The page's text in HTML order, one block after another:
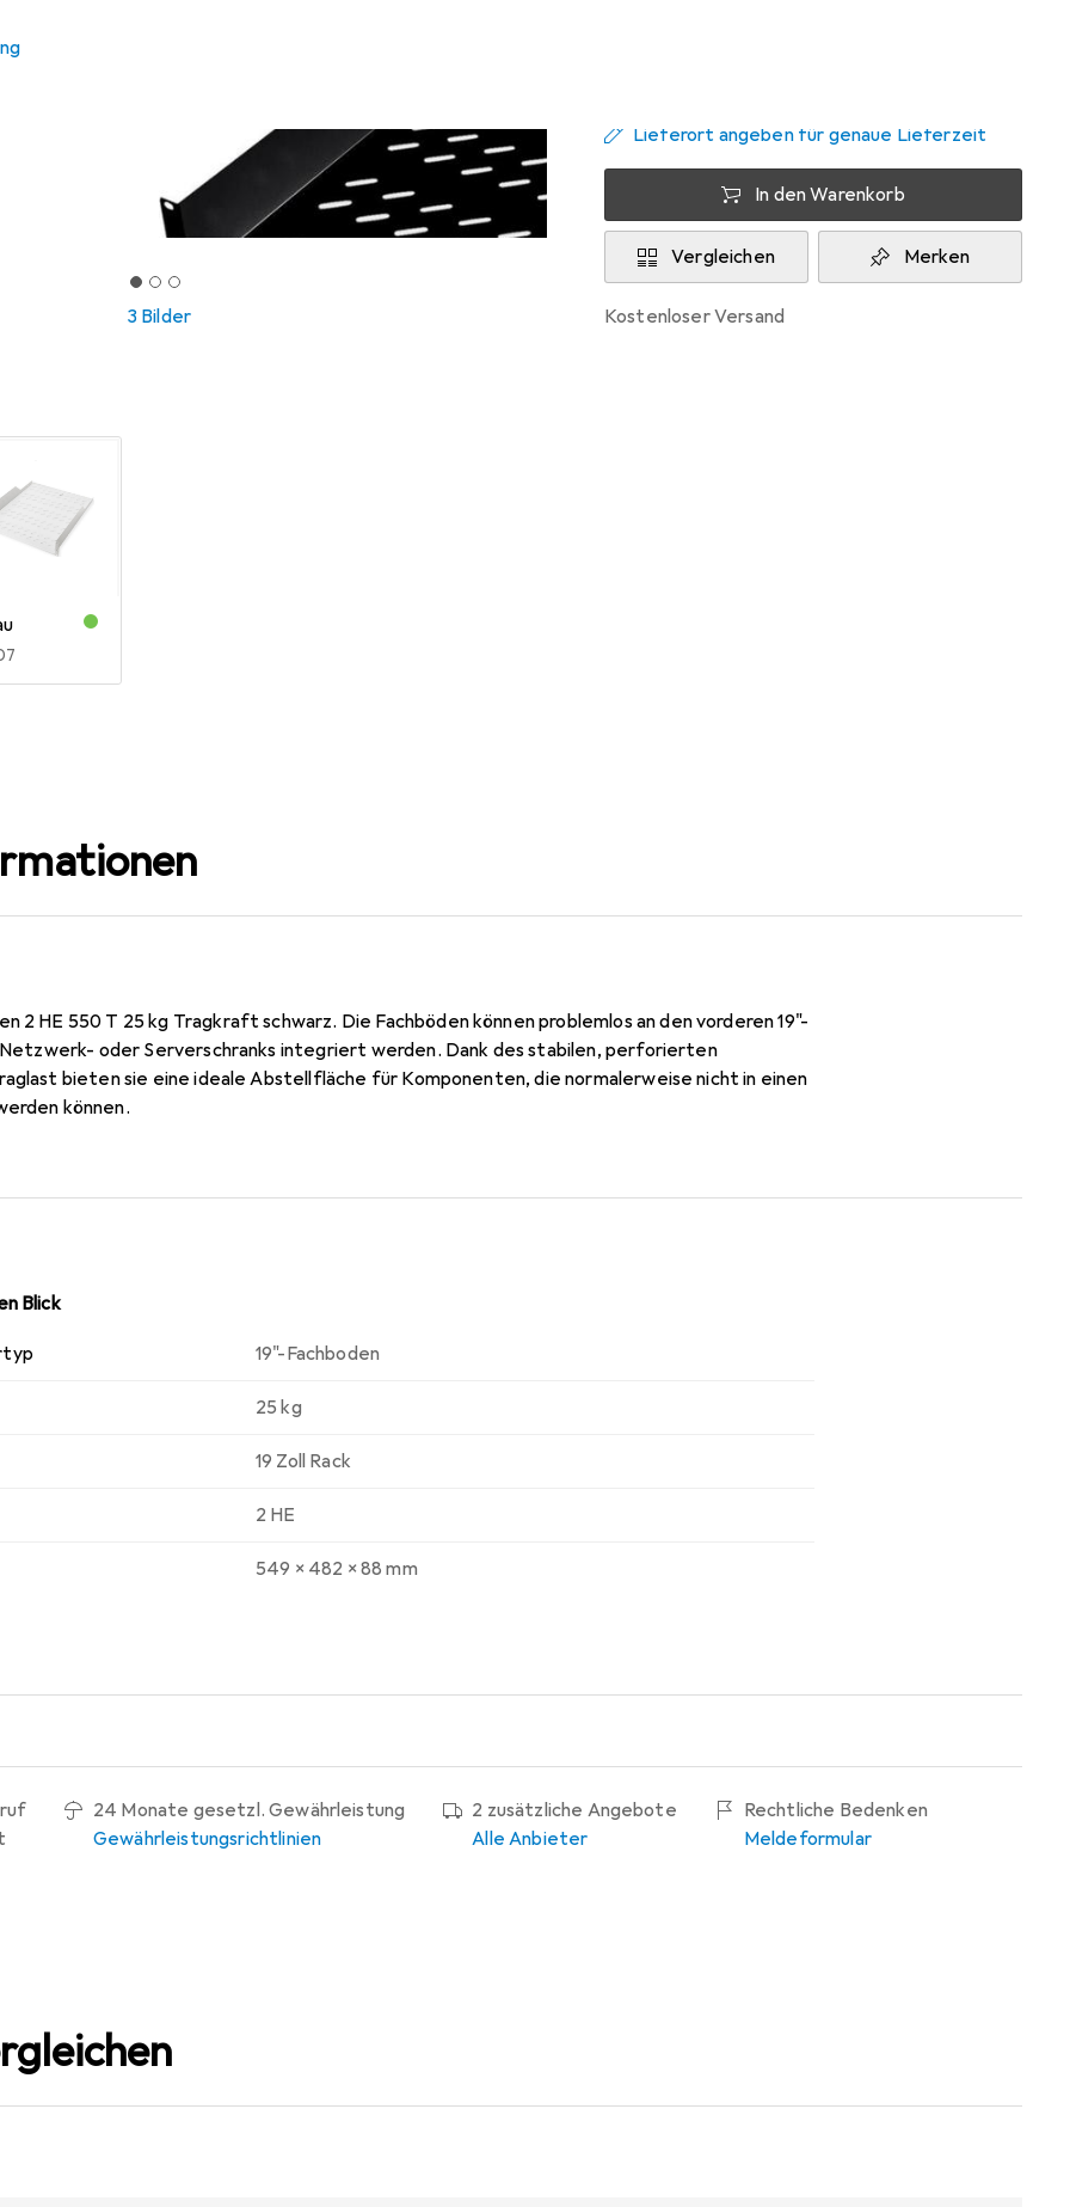
3 Bilder
Lieferort angeben für genaue Lieferzeit
In den Warenkorb
Vergleichen Merken
kostenloser Versand
2 HE 550 T 25 kg Tragkraft schwarz. Die Fachböden können problemlos an den vorderen 19"-
Netzwerk- oder Serverschranks integriert werden. Dank des stabilen, perforierten
bieten sie eine ideale Abstellfläche für Komponenten, die normalerweise nicht in einen
können.
Blick
19"-Fachboden
25 kg
19 Zoll Rack
2 HE
549 x 482 x 88 mm
24 Monate gesetzl. Gewährleistung
Gewährleistungsrichtlinien
2 zusätzliche Angebote
Alle Anbieter
Rechtliche Bedenken
Meldeformular